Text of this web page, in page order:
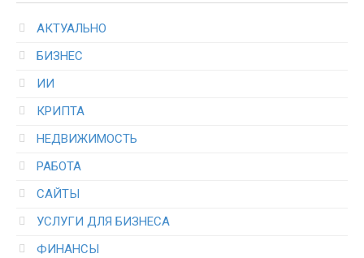
АКТУАЛЬНО
БИЗНЕС
ИИ
КРИПТА
НЕДВИЖИМОСТЬ
РАБОТА
САЙТЫ
УСЛУГИ ДЛЯ БИЗНЕСА
ФИНАНСЫ